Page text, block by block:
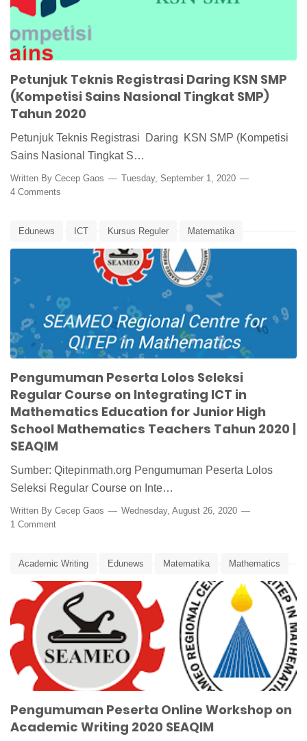
Petunjuk Teknis Registrasi Daring KSN SMP
(Kompetisi Sains Nasional Tingkat SMP)
Tahun 2020
Petunjuk Teknis Registrasi Daring KSN SMP (Kompetisi
Sains Nasional Tingkat S…
Written By Cecep Gaos
Tuesday, September 1, 2020
4 Comments
Edunews ICT Kursus Reguler Matematika
Seameo Seameo Qitep in Mathematics
Seaqim
Pengumuman Peserta Lolos Seleksi
Regular Course on Integrating ICT in
Mathematics Education for Junior High
School Mathematics Teachers Tahun 2020 |
SEAQIM
Sumber: Qitepinmath.org Pengumuman Peserta Lolos
Seleksi Regular Course on Inte…
Written By Cecep Gaos
Wednesday, August 26, 2020
1 Comment
Academic Writing Edunews Matematika Mathematics
Online Workshop Seameo
Pengumuman Peserta Online Workshop on
Academic Writing 2020 SEAQIM